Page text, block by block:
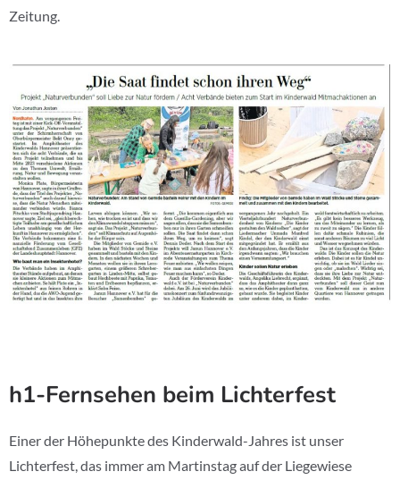
Zeitung.
h1-Fernsehen beim Lichterfest
Einer der Höhepunkte des Kinderwald-Jahres ist unser
Lichterfest, das immer am Martinstag auf der Liegewiese